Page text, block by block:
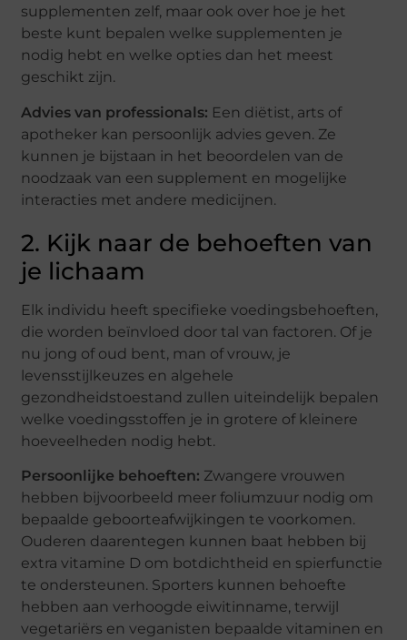
supplementen zelf, maar ook over hoe je het
beste kunt bepalen welke supplementen je
nodig hebt en welke opties dan het meest
geschikt zijn.
Advies van professionals: Een diëtist, arts of
apotheker kan persoonlijk advies geven. Ze
kunnen je bijstaan in het beoordelen van de
noodzaak van een supplement en mogelijke
interacties met andere medicijnen.
2. Kijk naar de behoeften van
je lichaam
Elk individu heeft specifieke voedingsbehoeften,
die worden beïnvloed door tal van factoren. Of je
nu jong of oud bent, man of vrouw, je
levensstijlkeuzes en algehele
gezondheidstoestand zullen uiteindelijk bepalen
welke voedingsstoffen je in grotere of kleinere
hoeveelheden nodig hebt.
Persoonlijke behoeften: Zwangere vrouwen
hebben bijvoorbeeld meer foliumzuur nodig om
bepaalde geboorteafwijkingen te voorkomen.
Ouderen daarentegen kunnen baat hebben bij
extra vitamine D om botdichtheid en spierfunctie
te ondersteunen. Sporters kunnen behoefte
hebben aan verhoogde eiwitinname, terwijl
vegetariërs en veganisten bepaalde vitaminen en